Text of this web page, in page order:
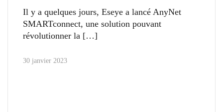
Il y a quelques jours, Eseye a lancé AnyNet
SMARTconnect, une solution pouvant
révolutionner la
30 janvier 2023